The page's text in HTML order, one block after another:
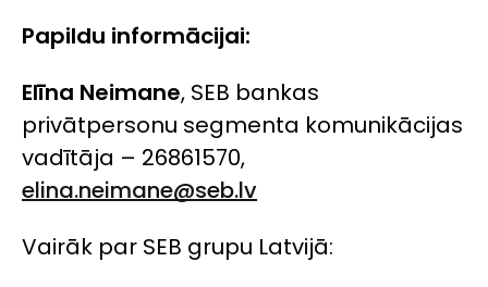
Papildu informācijai:
Elīna Neimane, SEB bankas
privātpersonu segmenta komunikācijas
vadītāja – 26861570,
elina.neimane@seb.lv
Vairāk par SEB grupu Latvijā: